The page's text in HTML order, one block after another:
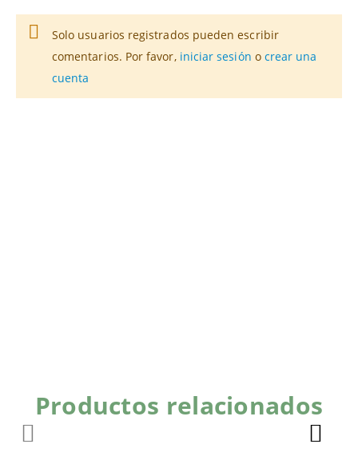
Solo usuarios registrados pueden escribir
comentarios. Por favor, iniciar sesión o crear una
cuenta
Productos relacionados